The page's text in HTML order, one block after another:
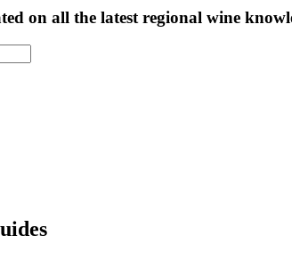
on all the latest regional wine